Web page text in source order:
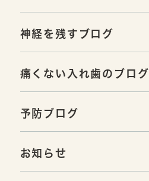
神経を残すブログ
痛くない入れ歯のブログ
予防ブログ
お知らせ